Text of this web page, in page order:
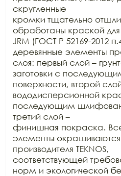
скругленные
кромки тщательно
обработаны краской для
JRM (ГОСТ Р 52169-2012
деревянные элементы
слоя: первый слой –
заготовки с
поверхности, второй
вододисперсионной
последующим
третий слой –
финишная покраска.
элементы
производителя TEKNOS,
соответствующей
норм и экологической